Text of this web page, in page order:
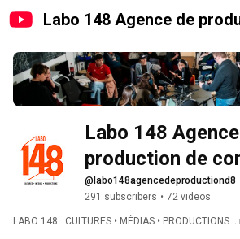
Labo 148 Agence de
Labo 148
production de
@labo148agencedeproductiond8
291 subscribers • 72 videos
LABO 148 : CULTURES • MÉDIAS • PRODUCTIONS